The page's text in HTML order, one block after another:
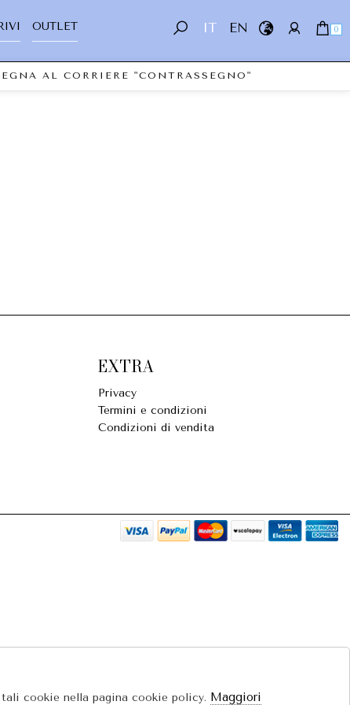
IT EN 0
OUTLET
AL CORRIERE "CONTRASSEGNO"
EXTRA
Privacy
Termini e condizioni
Condizioni di vendita
cookie nella pagina cookie policy. Maggiori